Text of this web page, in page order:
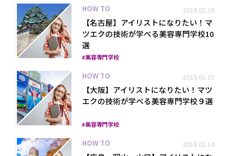
HOW TO 2018.01.16
【名古屋】アイリストになりたい！マ
ツエクの技術が学べる美容専門学校10
選
美容専門学校
HOW TO 2018.01.15
【大阪】アイリストになりたい！マツ
エクの技術が学べる美容専門学校９選
美容専門学校
HOW TO 2018.01.14